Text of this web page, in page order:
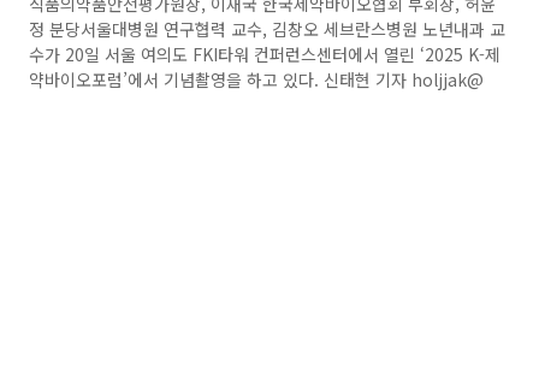
정 분당서울대병원 연구협력 교수, 김창오 세브란스병원 노년내과 교
수가 20일 서울 여의도 FKI타워 컨퍼런스센터에서 열린 ‘2025 K-제
약바이오포럼’에서 기념촬영을 하고 있다. 신태현 기자 holjjak@